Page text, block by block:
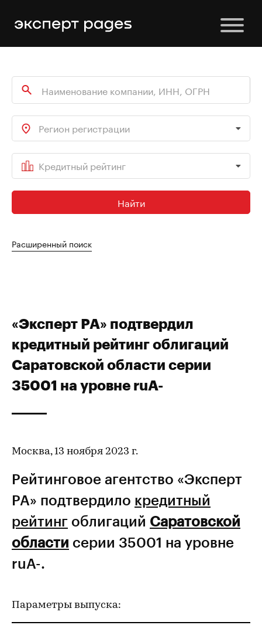
Регион регистрации
Кредитный рейтинг
Найти
Расширенный поиск
«Эксперт РА» подтвердил
кредитный рейтинг облигаций
Саратовской области серии
35001 на уровне ruА-
Москва, 13 ноября 2023 г.
Рейтинговое агентство «Эксперт
РА» подтвердило кредитный
рейтинг облигаций Саратовской
области серии 35001 на уровне
ruА-.
Параметры выпуска: